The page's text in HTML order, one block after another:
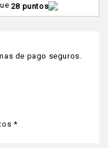
28 puntos
de pago seguros.
*